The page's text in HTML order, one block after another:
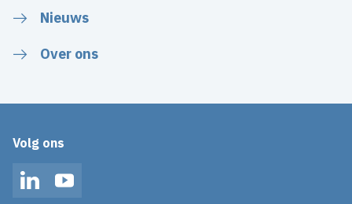
Nieuws
Over ons
Volg ons
LinkedInYouTube